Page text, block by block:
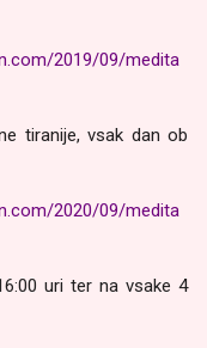
2019/09/medita
tiranije, vsak dan ob
2020/09/medita
uri ter na vsake 4